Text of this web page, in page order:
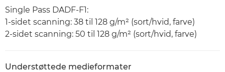
Single Pass DADF-F1:
1-sidet scanning: 38 til 128 g/m² (sort/hvid, farve)
2-sidet scanning: 50 til 128 g/m² (sort/hvid, farve)
Understøttede medieformater